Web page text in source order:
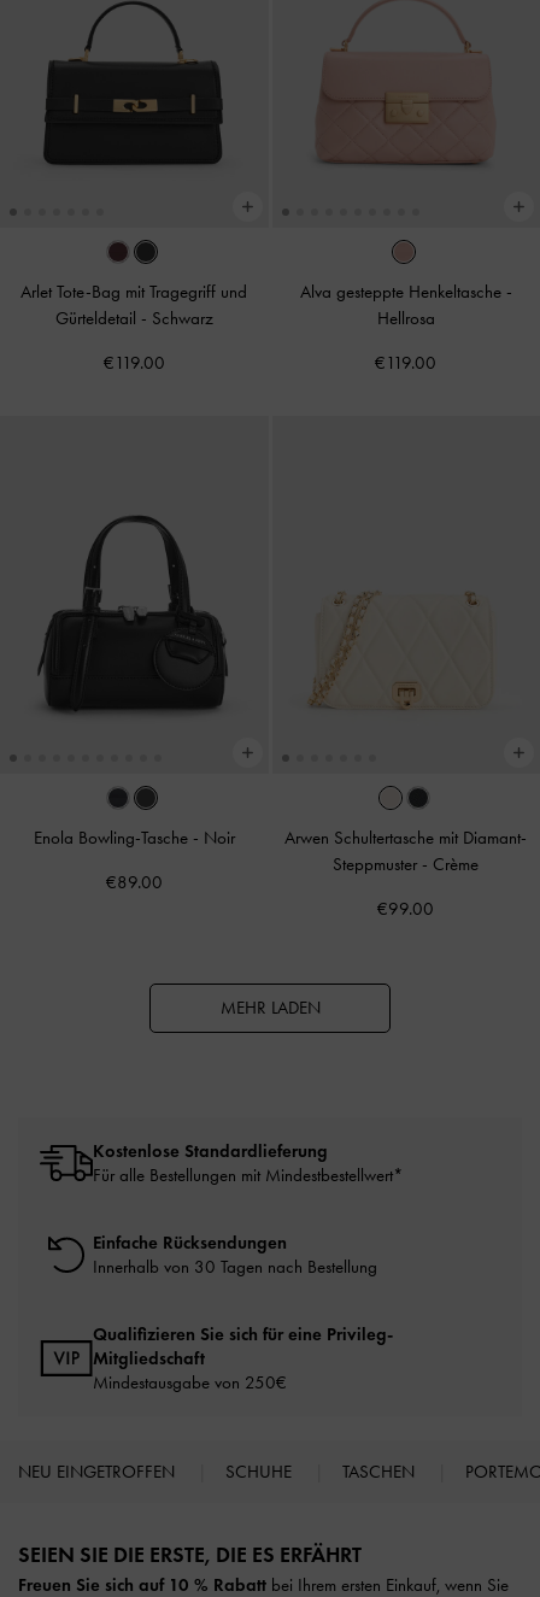
Arlet Tote-Bag mit Tragegriff und
Gürteldetail - Schwarz
€119.00
Alva gesteppte Henkeltasche -
Hellrosa
€119.00
Enola Bowling-Tasche - Noir
€89.00
Arwen Schultertasche mit Diamant-
Steppmuster - Crème
€99.00
MEHR LADEN
Kostenlose Standardlieferung
Für alle Bestellungen mit Mindestbestellwert*
Einfache Rücksendungen
Innerhalb von 30 Tagen nach Bestellung
Qualifizieren Sie sich für eine Privileg-
Mitgliedschaft
Mindestausgabe von 250€
NEU EINGETROFFEN SCHUHE TASCHEN
SEIEN SIE DIE ERSTE, DIE ES ERFÄHRT​
Freuen Sie sich auf 10 % Rabatt bei Ihrem ersten Einkauf, wenn Sie